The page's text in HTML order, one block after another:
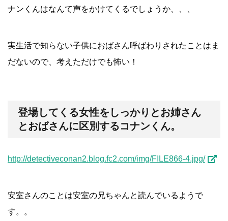
ナンくんはなんて声をかけてくるでしょうか、、、
実生活で知らない子供におばさん呼ばわりされたことはま
だないので、考えただけでも怖い！
登場してくる女性をしっかりとお姉さん
とおばさんに区別するコナンくん。
http://detectiveconan2.blog.fc2.com/img/FILE866-4.jpg/
安室さんのことは安室の兄ちゃんと読んでいるようで
す。。